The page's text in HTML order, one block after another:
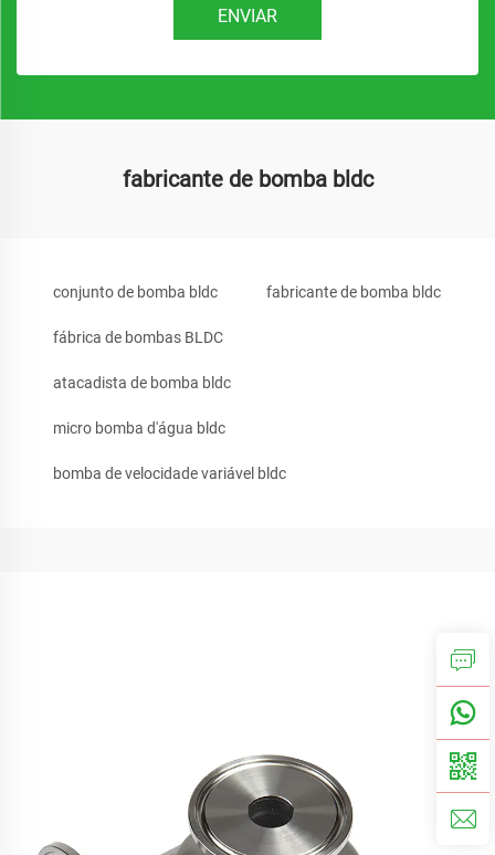
ENVIAR
fabricante de bomba bldc
conjunto de bomba bldc fabricante de bomba bldc
fábrica de bombas BLDC
atacadista de bomba bldc
micro bomba d'água bldc
bomba de velocidade variável bldc